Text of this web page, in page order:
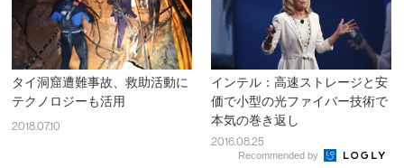
タイ洞窟遭難事故、救助活動に
テクノロジーも活用
2018.07.10
インテル：高速ストレージと安
価で小型の光ファイバー技術で
本気の巻き返し
2016.08.25
Recommended by